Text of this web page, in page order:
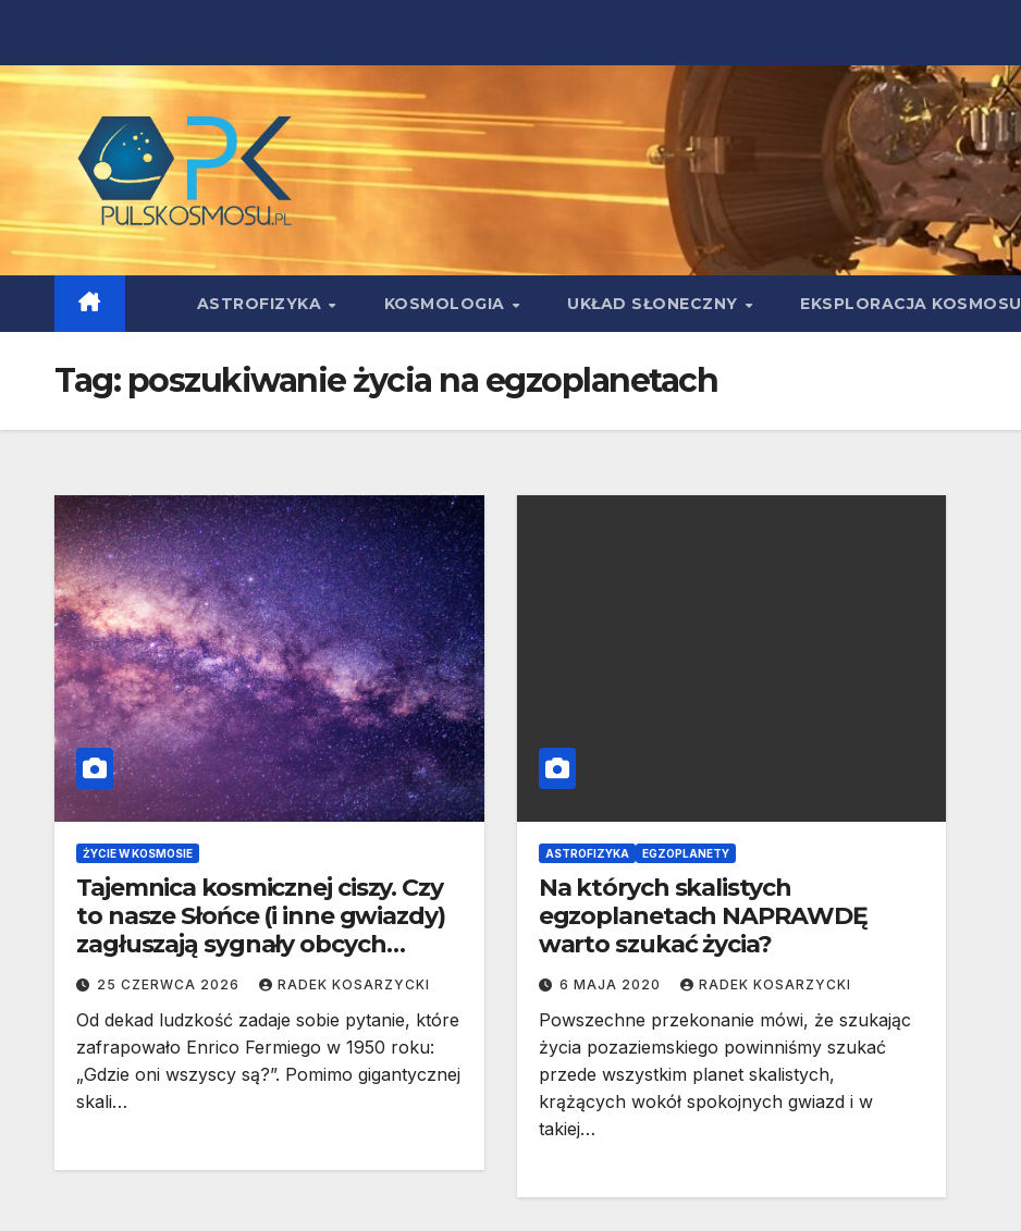
content
ASTROFIZYKA KOSMOLOGIA UKŁAD SŁONECZNY EKSPLORACJA KOSMOSU
Tag: poszukiwanie życia na egzoplanetach
ŻYCIE W KOSMOSIE
Tajemnica kosmicznej ciszy. Czy
to nasze Słońce (i inne gwiazdy)
zagłuszają sygnały obcych
cywilizacji?
25 CZERWCA 2026 RADEK KOSARZYCKI
Od dekad ludzkość zadaje sobie pytanie, które
zafrapowało Enrico Fermiego w 1950 roku:
„Gdzie oni wszyscy są?”. Pomimo gigantycznej
skali…
ASTROFIZYKA EGZOPLANETY
Na których skalistych
egzoplanetach NAPRAWDĘ
warto szukać życia?
6 MAJA 2020 RADEK KOSARZYCKI
Powszechne przekonanie mówi, że szukając
życia pozaziemskiego powinniśmy szukać
przede wszystkim planet skalistych,
krążących wokół spokojnych gwiazd i w
takiej…